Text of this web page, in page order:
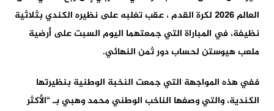
العالم 2026 لكرة القدم ، عقب تغلبه على نظيره الكندي بثلاثية
نظيفة، في المباراة التي جمعتهما اليوم السبت على أرضية
ملعب هيوستن لحساب دور ثمن النهائي.
ففي هذه المواجهة التي جمعت النخبة الوطنية بنظيرتها
الكندية، والتي وصفها الناخب الوطني محمد وهبي بـ “الأكثر